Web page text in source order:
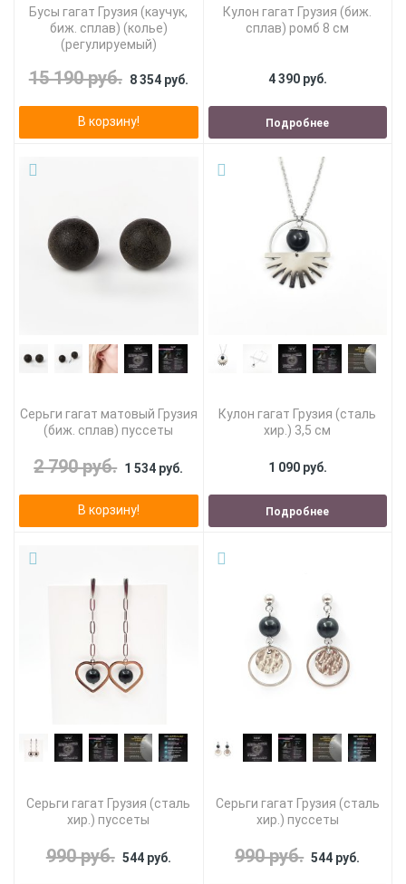
Бусы гагат Грузия (каучук,
биж. сплав) (колье)
(регулируемый)
15 190 руб. 8 354 руб.
В корзину!
Кулон гагат Грузия (биж.
сплав) ромб 8 см
4 390 руб.
Подробнее
Серьги гагат матовый Грузия
(биж. сплав) пуссеты
2 790 руб. 1 534 руб.
В корзину!
Кулон гагат Грузия (сталь
хир.) 3,5 см
1 090 руб.
Подробнее
Серьги гагат Грузия (сталь
хир.) пуссеты
990 руб. 544 руб.
Серьги гагат Грузия (сталь
хир.) пуссеты
990 руб. 544 руб.